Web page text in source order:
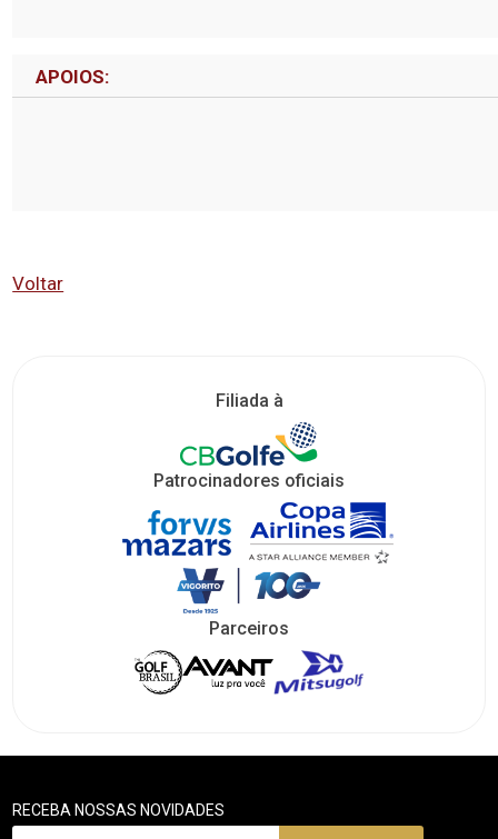
APOIOS:
Voltar
Filiada à
Patrocinadores oficiais
Parceiros
RECEBA NOSSAS NOVIDADES